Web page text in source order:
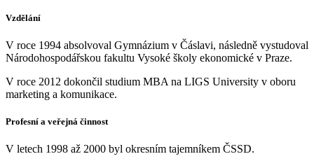
Vzdělání
V roce 1994 absolvoval Gymnázium v Čáslavi, následně vystudoval
Národohospodářskou fakultu Vysoké školy ekonomické v Praze.
V roce 2012 dokončil studium MBA na LIGS University v oboru
marketing a komunikace.
Profesní a veřejná činnost
V letech 1998 až 2000 byl okresním tajemníkem ČSSD.